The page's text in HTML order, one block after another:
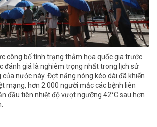
công bố tình trạng thảm họa quốc gia trước
đánh giá là nghiêm trọng nhất trong lịch sử
nước này. Đợt nắng nóng kéo dài đã khiến
mạng, hơn 2.000 người mắc các bệnh liên
đầu tiên nhiệt độ vượt ngưỡng 42°C sau hơn